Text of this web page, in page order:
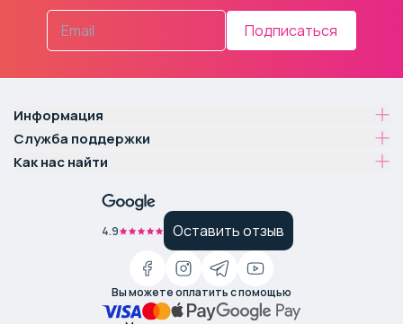
Подписаться
Информация
Служба поддержки
Как нас найти
4.9 Оставить отзыв
Вы можете оплатить с помощью